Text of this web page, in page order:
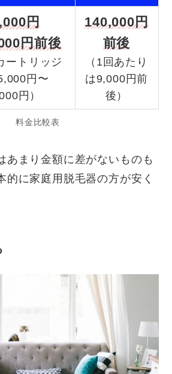
円
円前後
ートリッジ
円〜
円）
140,000円
前後
（1回あたり
は9,000円前
後）
料金比較表
まり金額に差がないものも
的に家庭用脱毛器の方が安く